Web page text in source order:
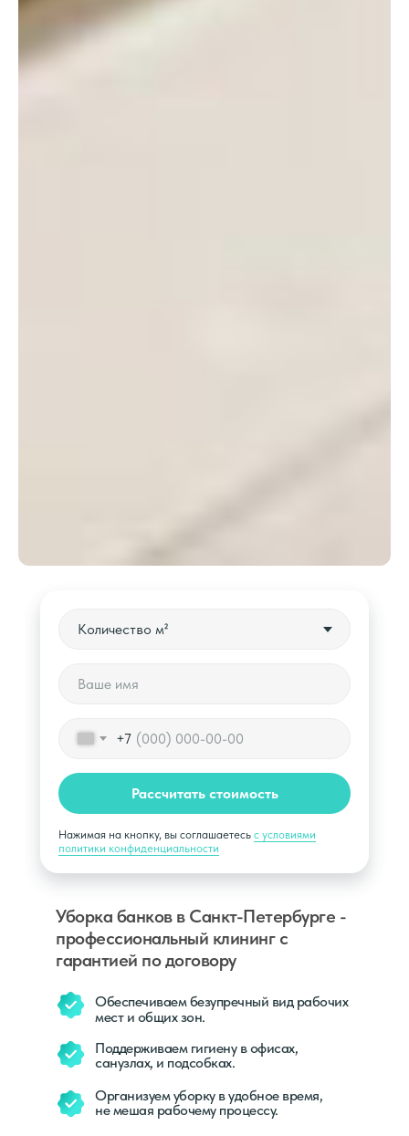
Уборка банков в Санкт-Петербурге -
профессиональный клининг с
гарантией по договору
+7
Рассчитать стоимость
Нажимая на кнопку, вы соглашаетесь с условиями
политики конфиденциальности
Организуем уборку в удобное время,
не мешая рабочему процессу.
Поддерживаем гигиену в офисах,
санузлах, и подсобках.
Обеспечиваем безупречный вид рабочих
мест и общих зон.